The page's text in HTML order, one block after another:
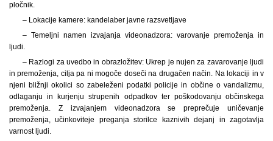
pločnik.
– Lokacije kamere: kandelaber javne razsvetljave
– Temeljni namen izvajanja videonadzora: varovanje premoženja in
ljudi.
– Razlogi za uvedbo in obrazložitev: Ukrep je nujen za zavarovanje ljudi
in premoženja, cilja pa ni mogoče doseči na drugačen način. Na lokaciji in v
njeni bližnji okolici so zabeleženi podatki policije in občine o vandalizmu,
odlaganju in kurjenju strupenih odpadkov ter poškodovanju občinskega
premoženja. Z izvajanjem videonadzora se preprečuje uničevanje
premoženja, učinkoviteje preganja storilce kaznivih dejanj in zagotavlja
varnost ljudi.